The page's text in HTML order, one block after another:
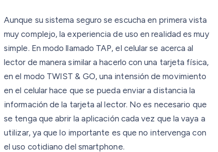
Aunque su sistema seguro se escucha en primera vista
muy complejo, la experiencia de uso en realidad es muy
simple. En modo llamado TAP, el celular se acerca al
lector de manera similar a hacerlo con una tarjeta física,
en el modo TWIST & GO, una intensión de movimiento
en el celular hace que se pueda enviar a distancia la
información de la tarjeta al lector. No es necesario que
se tenga que abrir la aplicación cada vez que la vaya a
utilizar, ya que lo importante es que no intervenga con
el uso cotidiano del smartphone.